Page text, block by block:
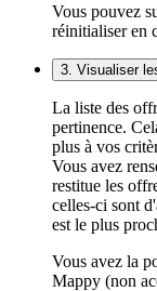
Vous pouvez
réinitialiser en
3. Visualiser
La liste des
pertinence.
plus à vos
Vous avez
restitue les
celles-ci sont
est le plus
Vous avez la
Mappy (non